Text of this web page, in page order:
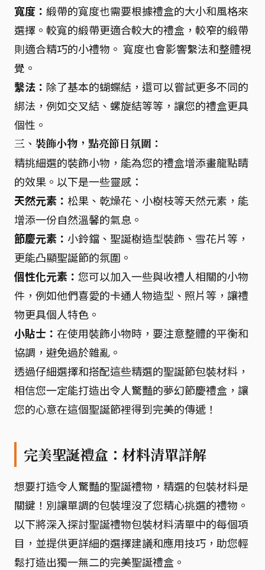
寬度： 緞帶的寬度也需要根據禮盒的大小和風格來
選擇。較寬的緞帶更適合較大的禮盒，較窄的緞帶
則適合精巧的小禮物。 寬度也會影響繫法和整體視
覺。
繫法： 除了基本的蝴蝶結，還可以嘗試更多不同的
綁法，例如交叉結、螺旋結等等，讓您的禮盒更具
個性。
三、裝飾小物，點亮節日氛圍：
精挑細選的裝飾小物，能為您的禮盒增添畫龍點睛
的效果。以下是一些靈感：
天然元素： 松果、乾燥花、小樹枝等天然元素，能
增添一份自然溫馨的氣息。
節慶元素： 小鈴鐺、聖誕樹造型裝飾、雪花片等，
更能凸顯聖誕節的氛圍。
個性化元素： 您可以加入一些與收禮人相關的小物
件，例如他們喜愛的卡通人物造型、照片等，讓禮
物更具個人特色。
小貼士： 在使用裝飾小物時，要注意整體的平衡和
協調，避免過於雜亂。
透過仔細選擇和搭配這些精選的聖誕節包裝材料，
相信您一定能打造出令人驚豔的夢幻節慶禮盒，讓
您的心意在這個聖誕節裡得到完美的傳遞！
完美聖誕禮盒：材料清單詳解
想要打造令人驚豔的聖誕禮物，精選的包裝材料是
關鍵！別讓單調的包裝埋沒了您精心挑選的禮物。
以下將深入探討聖誕禮物包裝材料清單中的每個項
目，並提供更詳細的選擇建議和應用技巧，助您輕
鬆打造出獨一無二的完美聖誕禮盒。